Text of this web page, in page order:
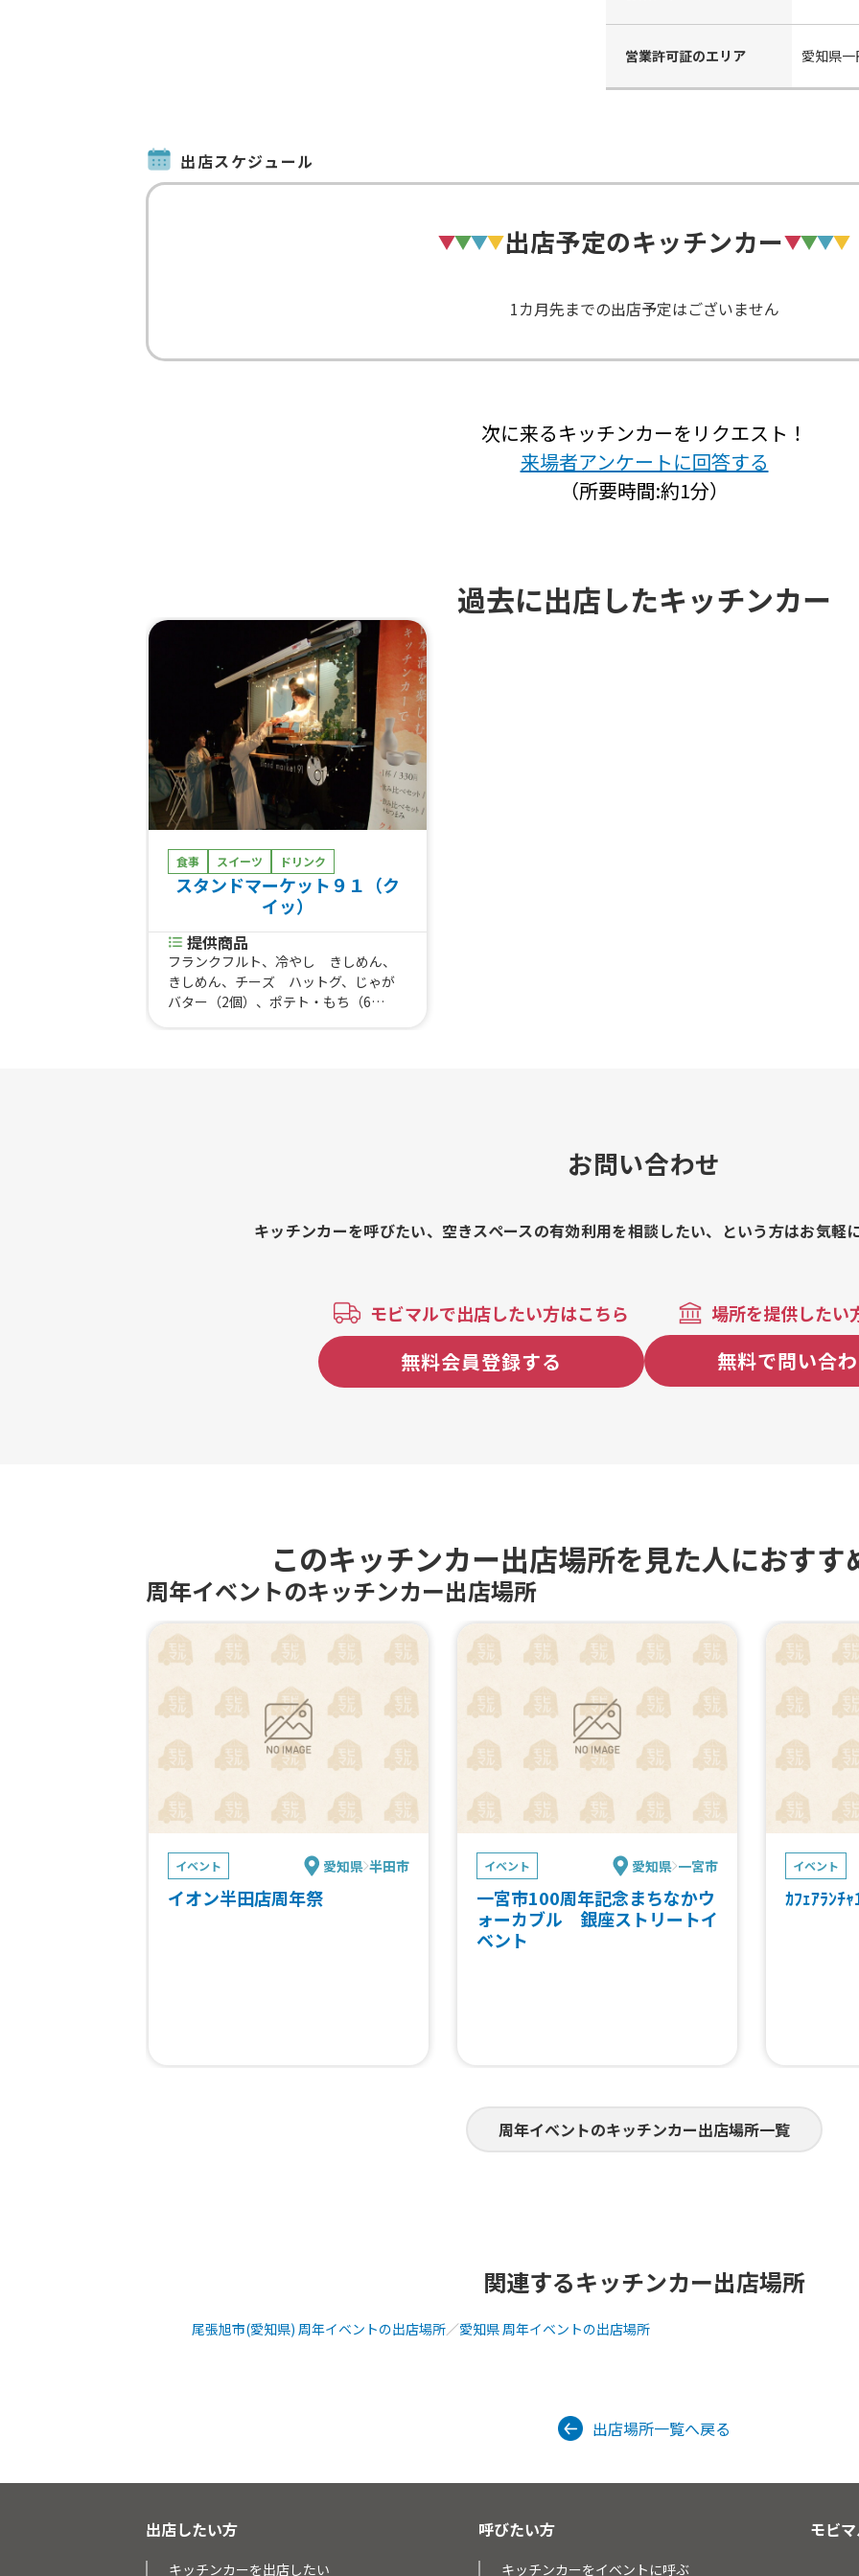
営業許可証のエリア 愛知県一
出店スケジュール
出店予定のキッチンカー
1カ月先までの出店予定はございません
次に来るキッチンカーをリクエスト！
来場者アンケートに回答する
（所要時間:約1分）
過去に出店したキッチンカー
食事 スイーツ ドリンク
スタンドマーケット９１（ク
イッ）
提供商品
フランクフルト、冷やし きしめん、
きしめん、チーズ ハットグ、じゃが
バター（2個）、ポテト・もち（6
コレート ８個入、ぜんざい、雪見だ
いふく・ぜんざい、ポンデケージョ
ス、ミルクティ・チュロスセット、コ
ーヒー・チュロスセット、ホットチョ
コレート・チュロスセット、勲碧 純
米吟醸 夢吟香 五条川桜、青木 米
宗 純米酒 、東龍 龍田屋 特別純
ガー、一番搾り生ビール、スプリング
バレー 豊潤<４９６>、大人のクッピ
ーラムネチューハイ、チューハイ オ
リジナル・レモン、横丁ダルマサワ
ー ラムネサワー、横丁ダルマサワ
ー 梅干し、ブラックニッカハイボー
ル、アイスコーヒー 、ホットコーヒ
ー 、アイス・ココア、ホットチョコ
レート、ミルクティー（アイスorホッ
ト）、オレンジジュース１００％、名
古屋ラムネ、ミネラルウォーター 500
ml、ノンアルコール・ドライゼロ、ノ
お問い合わせ
キッチンカーを呼びたい、空きスペースの有効利用を相談したい、という方はお気軽
モビマルで出店したい方はこちら
無料会員登録する
場所を提供したい
無料で問い合
このキッチンカー出店場所を見た人におすす
周年イベントのキッチンカー出店場所
イベント 愛知県 半田市
イオン半田店周年祭
イベント 愛知県 一宮市
一宮市100周年記念まちなかウ
ォーカブル 銀座ストリートイ
ベント
イベント
ｶﾌｪｱﾗﾝﾁ
周年イベントのキッチンカー出店場所一覧
関連するキッチンカー出店場所
尾張旭市(愛知県) 周年イベントの出店場所／愛知県 周年イベントの出店場所
出店場所一覧へ戻る
出店したい方
キッチンカーを出店したい
呼びたい方
キッチンカーをイベントに呼ぶ
モビ